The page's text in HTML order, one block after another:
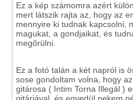
Ez a kép számomra azért
mert látszik rajta az, hogy az
mennyire ki tudnak kapcsolni,
magukat, a gondjaikat, és
megőrülni.
Ez a fotó talán a két napról is
sose gondoltam volna, hogy
gitárosa ( Intim Torna Illegál )